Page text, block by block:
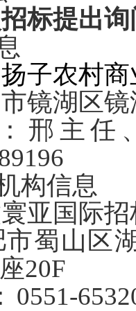
标提出
子农村
镜湖区
邢主任
构信息
亚国际
市蜀山区
20F
0551-